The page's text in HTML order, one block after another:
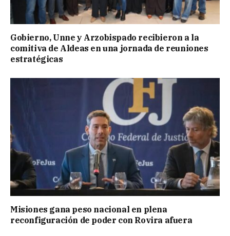
Gobierno, Unne y Arzobispado recibieron a la
comitiva de Aldeas en una jornada de reuniones
estratégicas
Misiones gana peso nacional en plena
reconfiguración de poder con Rovira afuera